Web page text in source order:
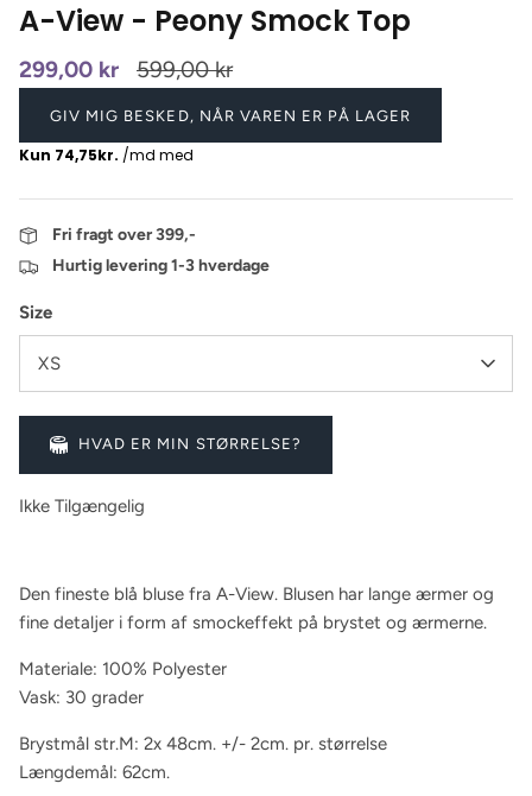
A-View - Peony Smock Top
299,00 kr 599,00 kr
GIV MIG BESKED, NÅR VAREN ER PÅ LAGER
Fri fragt over 399,-
Hurtig levering 1-3 hverdage
Size
XS
HVAD ER MIN STØRRELSE?
Ikke Tilgængelig
Den fineste blå bluse fra A-View. Blusen har lange ærmer og
fine detaljer i form af smockeffekt på brystet og ærmerne.
Materiale: 100% Polyester
Vask: 30 grader
Brystmål str.M: 2x 48cm. +/- 2cm. pr. størrelse
Længdemål: 62cm.